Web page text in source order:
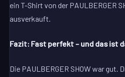
ein T-Shirt von der PAULBERGER
ausverkauft.
Fazit: Fast perfekt – und das ist
Die PAULBERGER SHOW war gut.